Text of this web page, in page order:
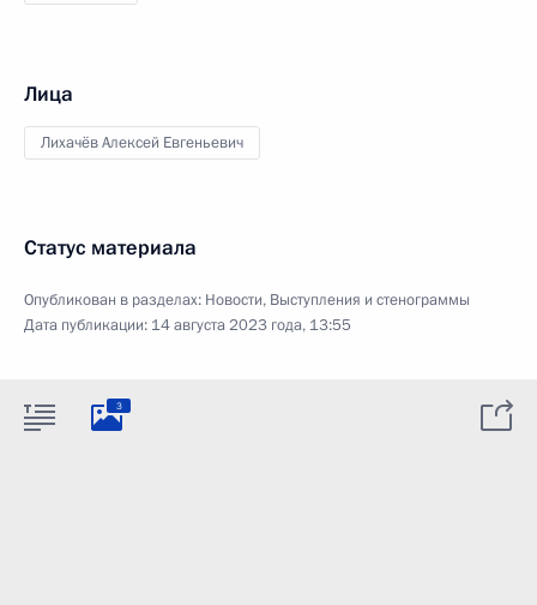
Лица
Лихачёв Алексей Евгеньевич
Статус материала
Опубликован в разделах: Новости, Выступления и стенограммы
Дата публикации: 14 августа 2023 года, 13:55
3